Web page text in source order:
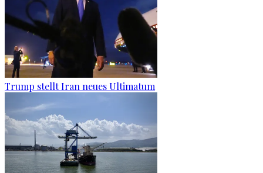
Trump stellt Iran neues Ultimatum